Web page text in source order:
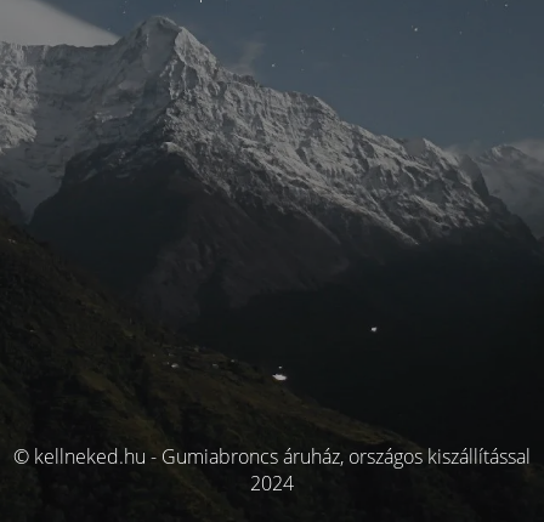
© kellneked.hu - Gumiabroncs áruház, országos kiszállítással
2024